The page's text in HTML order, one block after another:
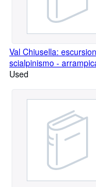
Val Chiusella:
scialpinismo -
Biblioteca della
Used